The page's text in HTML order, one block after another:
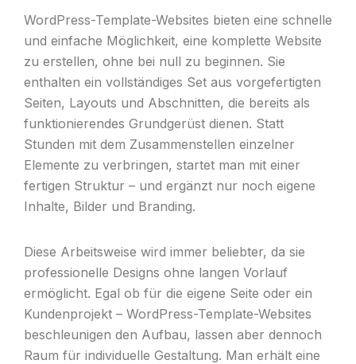
WordPress-Template-Websites bieten eine schnelle
und einfache Möglichkeit, eine komplette Website
zu erstellen, ohne bei null zu beginnen. Sie
enthalten ein vollständiges Set aus vorgefertigten
Seiten, Layouts und Abschnitten, die bereits als
funktionierendes Grundgerüst dienen. Statt
Stunden mit dem Zusammenstellen einzelner
Elemente zu verbringen, startet man mit einer
fertigen Struktur – und ergänzt nur noch eigene
Inhalte, Bilder und Branding.
Diese Arbeitsweise wird immer beliebter, da sie
professionelle Designs ohne langen Vorlauf
ermöglicht. Egal ob für die eigene Seite oder ein
Kundenprojekt – WordPress-Template-Websites
beschleunigen den Aufbau, lassen aber dennoch
Raum für individuelle Gestaltung. Man erhält eine